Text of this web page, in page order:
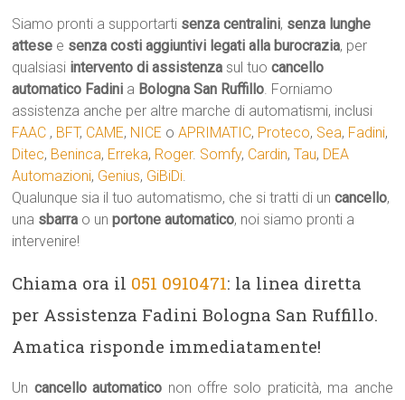
Siamo pronti a supportarti senza centralini, senza lunghe
attese e senza costi aggiuntivi legati alla burocrazia, per
qualsiasi intervento di assistenza sul tuocancello
automatico Fadini a Bologna San Ruffillo. Forniamo
assistenza anche per altre marche di automatismi, inclusi
FAAC , BFT, CAME, NICE oAPRIMATIC, Proteco, Sea, Fadini,
Ditec, Beninca, Erreka, Roger. Somfy, Cardin,Tau, DEA
Automazioni, Genius, GiBiDi.
Qualunque sia il tuo automatismo, che si tratti di uncancello,
una sbarra o unportone automatico, noi siamo pronti a
intervenire!
Chiama ora il 051 0910471: la linea diretta
per Assistenza Fadini Bologna San Ruffillo.
Amatica risponde immediatamente!
Un cancello automatico non offre solo praticità, ma anche